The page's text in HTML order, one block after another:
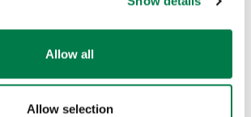
Allow all
Allow selection
aufregende Tag auch schon zu